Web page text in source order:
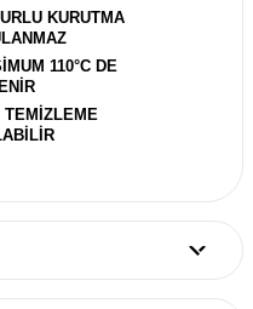
KURUTMA
110°C DE
TEMİZLEME